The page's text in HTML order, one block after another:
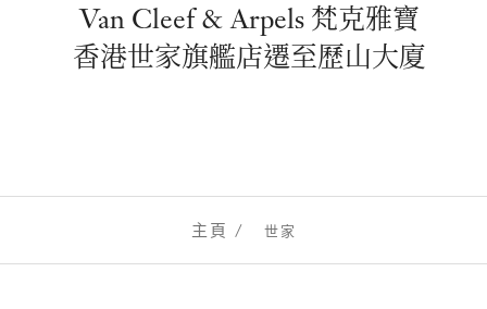
Van Cleef & Arpels 梵克雅寶
香港世家旗艦店遷至歷山大廈
主頁 世家